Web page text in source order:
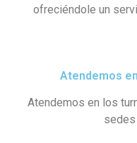
ofreciéndole un
Atendemos
Atendemos en los
sedes